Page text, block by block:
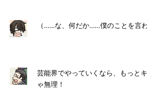
（……な、何だか……僕のことを言
芸能界でやっていくなら、もっと
ゃ無理！